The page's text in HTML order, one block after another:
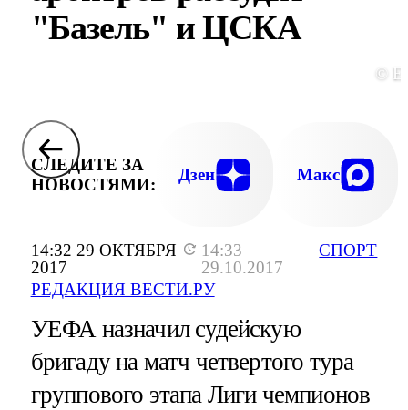
14:32 29 ОКТЯБРЯ
2017
14:33
29.10.2017
РЕДАКЦИЯ ВЕСТИ.РУ
СПОРТ
"Базель" и ЦСКА
©
СЛЕДИТЕ ЗА
НОВОСТЯМИ:
Дзен Макс
УЕФА назначил судейскую
бригаду на матч четвертого тура
группового этапа Лиги чемпионов